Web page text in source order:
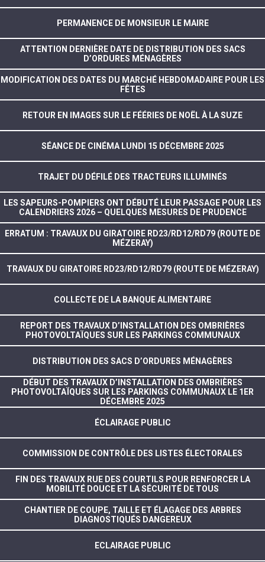
PERMANENCE DE MONSIEUR LE MAIRE
ATTENTION DERNIÈRE DATE DE DISTRIBUTION DES SACS
D’ORDURES MÉNAGÈRES
MODIFICATION DES DATES DU MARCHÉ HEBDOMADAIRE POUR LES
FÊTES
RETOUR EN IMAGES SUR LE FÉÉRIES DE NOËL À LA SUZE
SÉANCE DE CINÉMA LUNDI 15 DÉCEMBRE 2025
TRAJET DU DÉFILÉ DES TRACTEURS ILLUMINÉS
LES SAPEURS-POMPIERS ONT DÉBUTÉ LEUR PASSAGE POUR LES
CALENDRIERS 2026 – QUELQUES MESURES DE PRUDENCE
ERRATUM : TRAVAUX DU GIRATOIRE RD23/RD12/RD79 (ROUTE DE
MÉZERAY)
TRAVAUX DU GIRATOIRE RD23/RD12/RD79 (ROUTE DE MÉZERAY)
COLLECTE DE LA BANQUE ALIMENTAIRE
REPORT DES TRAVAUX D’INSTALLATION DES OMBRIÈRES
PHOTOVOLTAÏQUES SUR LES PARKINGS COMMUNAUX
DISTRIBUTION DES SACS D’ORDURES MÉNAGÈRES
DÉBUT DES TRAVAUX D’INSTALLATION DES OMBRIÈRES
PHOTOVOLTAÏQUES SUR LES PARKINGS COMMUNAUX LE 1ER
DÉCEMBRE 2025
ÉCLAIRAGE PUBLIC
COMMISSION DE CONTRÔLE DES LISTES ÉLECTORALES
FIN DES TRAVAUX RUE DES COURTILS POUR RENFORCER LA
MOBILITÉ DOUCE ET LA SÉCURITÉ DE TOUS
CHANTIER DE COUPE, TAILLE ET ÉLAGAGE DES ARBRES
DIAGNOSTIQUÉS DANGEREUX
ECLAIRAGE PUBLIC